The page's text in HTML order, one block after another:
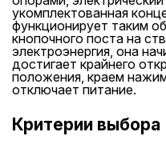
укомплектованная
функционирует таким
кнопочного поста на
электроэнергия, она
достигает крайнего
положения, краем
отключает питание.
Критерии выбора